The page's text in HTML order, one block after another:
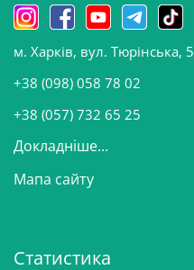
н
о
в
и
м. Харків, вул. Тюрінська, 5
+38 (098) 058 78 02
+38 (057) 732 65 25
Докладніше...
Мапа сайту
Статистика